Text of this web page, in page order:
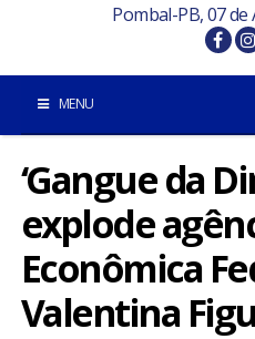
Pombal-PB, 07
MENU
INÍCIO
POMBAL E REGIÃO
‘Gangue da
explode
Econômica
Valentina